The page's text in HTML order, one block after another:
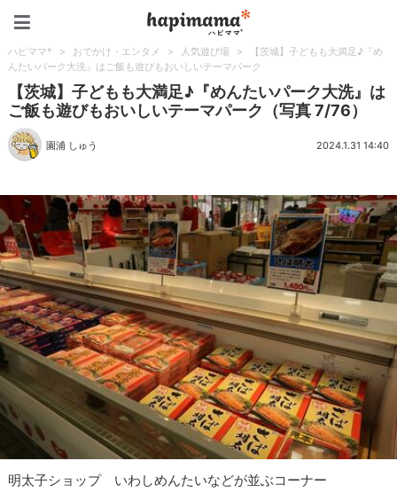
ハピママ* > おでかけ・エンタメ > 人気遊び場 >
【茨城】子どもも大満足♪『め
んたいパーク大洗』はご飯も遊びもおいしいテーマパーク
【茨城】子どもも大満足♪『めんたいパーク大洗』は
ご飯も遊びもおいしいテーマパーク（写真 7/76）
園浦 しゅう 2024.1.31 14:40
明太子ショップ いわしめんたいなどが並ぶコーナー